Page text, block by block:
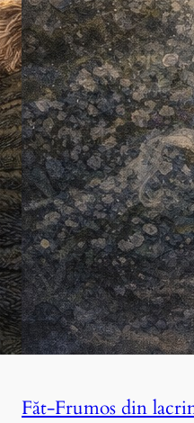
Făt-Frumos din